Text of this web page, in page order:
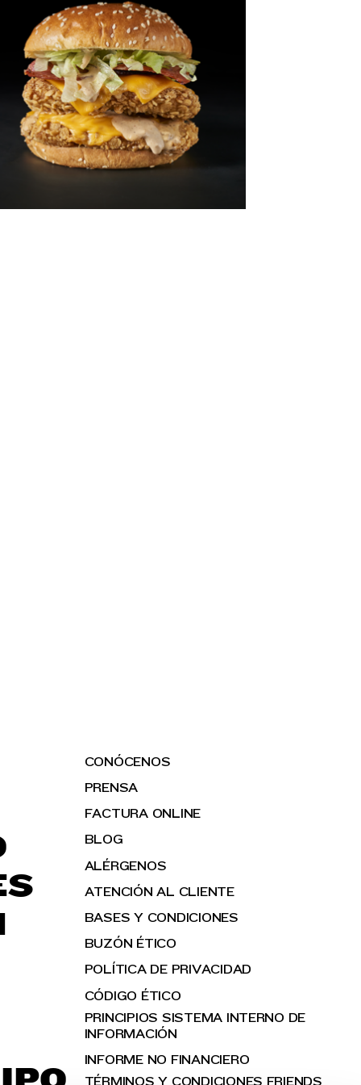
CONÓCENOS
PRENSA
FACTURA ONLINE
BLOG
ALÉRGENOS
ATENCIÓN AL CLIENTE
BASES Y CONDICIONES
BUZÓN ÉTICO
POLÍTICA DE PRIVACIDAD
CÓDIGO ÉTICO
PRINCIPIOS SISTEMA INTERNO DE
INFORMACIÓN
INFORME NO FINANCIERO
TÉRMINOS Y CONDICIONES FRIENDS